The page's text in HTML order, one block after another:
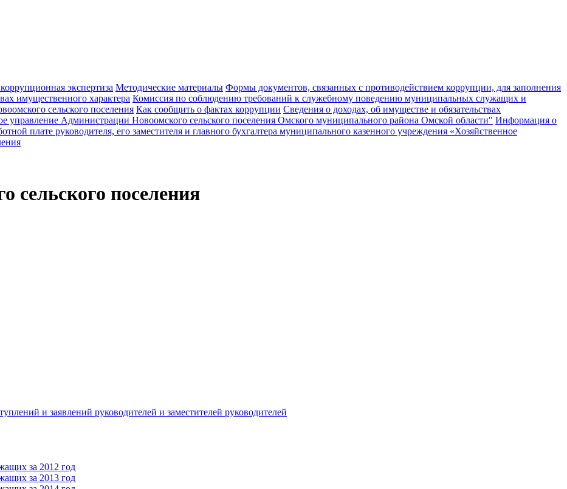
экспертиза Методические материалы Формы документов, связанных с противодействием коррупции, для заполнения
имущественного характера Комиссия по соблюдению требований к служебному поведению муниципальных служащих и
сельского поселения Как сообщить о фактах коррупции Сведения о доходах, об имуществе и обязательствах
управление Администрации Новоомского сельского поселения Омского муниципального района Омской области" Информация о
плате руководителя, его заместителя и главного бухгалтера муниципального казенного учреждения «Хозяйственное
сельского поселения
и заявлений руководителей и заместителей руководителей
за 2012 год
за 2013 год